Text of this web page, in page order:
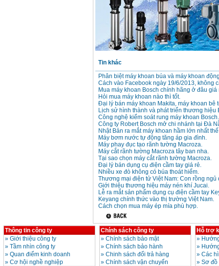
Tin khác
Phân biệt máy khoan búa và máy khoan
Cách vào Facebook ngày 19/6/2013, không
Mua máy khoan Bosch chính hãng ở đâu giá
Hỏi mua máy khoan nào thì tốt.
Đại lý bán máy khoan Makita, máy khoan bê
Lịch sử hình thành và phát triển thương hiệu
Công nghệ kiểm soát rung máy khoan Bosch.
Công ty Robert Bosch mở chi nhánh tại Đà
Nhật Bản ra mắt máy khoan hầm lớn nhất
Máy bơm nước tự động tăng áp gia đình.
Máy phay đục tạo rãnh tường Macroza.
Máy cắt rãnh tường Macroza tây ban nha.
Tại sao chọn máy cắt rãnh tường Macroza.
Đại lý bán dụng cụ điện cầm tay giá rẻ.
Nhiều xe đò không có búa thoát hiểm.
Thương mại điện tử Việt Nam: Con rồng ngủ
Giới thiệu thương hiệu máy nén khí Jucai.
Lễ ra mắt sản phẩm dụng cụ điện cầm tay
Keyang chính thức vào thị trường Việt Nam.
Cách chọn mua máy ép mía phù hợp.
Thông tin công ty
» Giới thiệu công ty
» Tầm nhìn công ty
» Quan điểm kinh doanh
» Cơ hội nghề nghiệp
Chính sách công ty
» Chính sách bảo mật
» Chính sách bảo hành
» Chinh sách đổi trả hàng
» Chính sách vận chuyển
Hỗ trợ
»
»
» Các
» Sơ